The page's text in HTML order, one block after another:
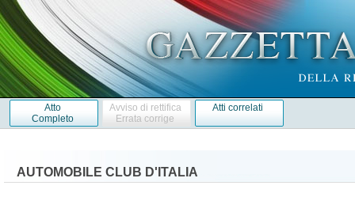
Atto
Completo
Avviso di rettifica
Errata corrige
Atti correlati
AUTOMOBILE CLUB D'ITALIA